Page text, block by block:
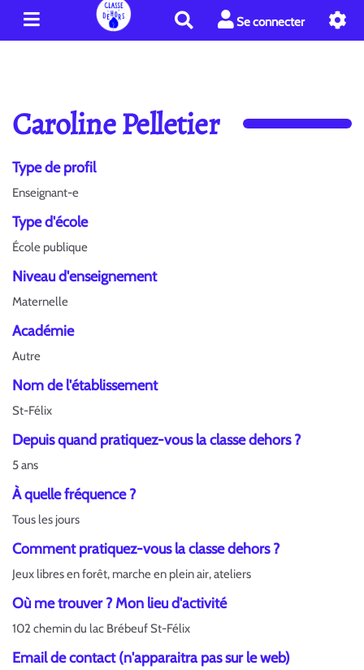
e
r
c
Se connecter
Caroline Pelletier
Type de profil
Enseignant-e
Type d'école
École publique
Niveau d'enseignement
Maternelle
Académie
Autre
Nom de l'établissement
St-Félix
Depuis quand pratiquez-vous la classe dehors ?
5 ans
À quelle fréquence ?
Tous les jours
Comment pratiquez-vous la classe dehors ?
Jeux libres en forêt, marche en plein air, ateliers
Où me trouver ? Mon lieu d'activité
102 chemin du lac Brébeuf St-Félix
Email de contact (n'apparaitra pas sur le web)